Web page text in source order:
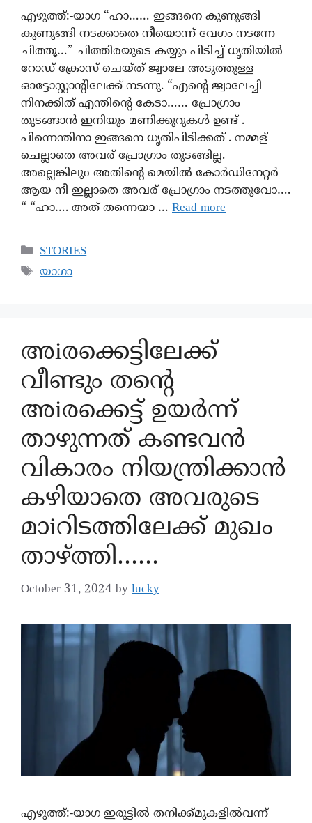
എഴുത്ത്:-യാഗ “ഹാ…… ഇങ്ങനെ കുണുങ്ങി
കുണുങ്ങി നടക്കാതെ നീയൊന്ന് വേഗം നടന്നേ
ചിത്തൂ…” ചിത്തിരയുടെ കയ്യും പിടിച്ച് ധൃതിയിൽ
റോഡ് ക്രോസ് ചെയ്ത് ജ്വാലേ അടുത്തുള്ള
ഓട്ടോസ്റ്റാന്റിലേക്ക് നടന്നു. “എന്റെ ജ്വാലേച്ചി
നിനക്കിത് എന്തിന്റെ കേടാ…… പ്രോഗ്രാം
തുടങ്ങാൻ ഇനിയും മണിക്കൂറുകൾ ഉണ്ട് .
പിന്നെന്തിനാ ഇങ്ങനെ ധൃതിപിടിക്കത് . നമ്മള്
ചെല്ലാതെ അവര് പ്രോഗ്രാം തുടങ്ങില്ല.
അല്ലെങ്കിലുo അതിന്റെ മെയിൽ കോർഡിനേറ്റർ
ആയ നീ ഇല്ലാതെ അവര് പ്രോഗ്രാം നടത്തുവോ….
“ “ഹാ…. അത് തന്നെയാ … Read more
STORIES
യാഗാ
അiരക്കെട്ടിലേക്ക്
വീണ്ടും തന്റെ
അiരക്കെട്ട് ഉയർന്ന്
താഴുന്നത് കണ്ടവൻ
വികാരം നിയന്ത്രിക്കാൻ
കഴിയാതെ അവരുടെ
മാiറിടത്തിലേക്ക് മുഖം
താഴ്ത്തി……
October 31, 2024 by lucky
എഴുത്ത്:-യാഗ ഇരുട്ടിൽ തനിക്ക്മുകളിൽവന്ന്